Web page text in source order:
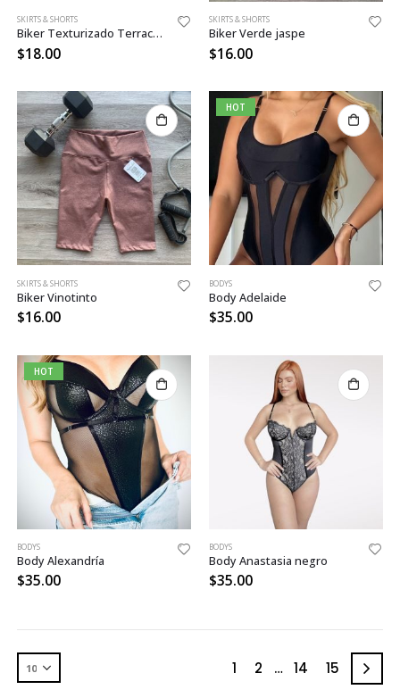
SKIRTS & SHORTS
Biker Texturizado Terracota
$18.00
SKIRTS & SHORTS
Biker Verde jaspe
$16.00
SKIRTS & SHORTS
Biker Vinotinto
$16.00
HOT
BODYS
Body Adelaide
$35.00
HOT
BODYS
Body Alexandría
$35.00
BODYS
Body Anastasia negro
$35.00
1 2 … 14 15